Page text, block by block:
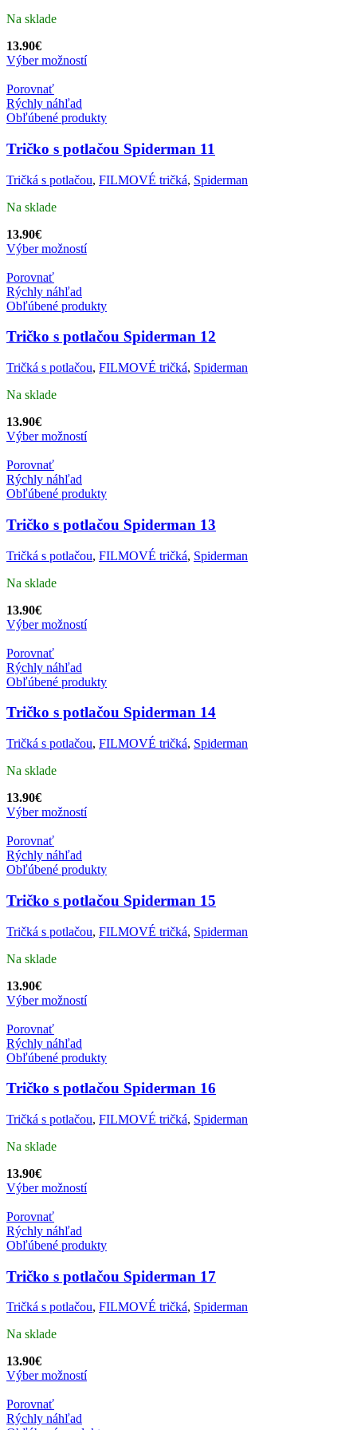
Na sklade
13.90€
Výber možností
Porovnať
Rýchly náhľad
Obľúbené produkty
Tričko s potlačou Spiderman 11
Tričká s potlačou, FILMOVÉ tričká, Spiderman
Na sklade
13.90€
Výber možností
Porovnať
Rýchly náhľad
Obľúbené produkty
Tričko s potlačou Spiderman 12
Tričká s potlačou, FILMOVÉ tričká, Spiderman
Na sklade
13.90€
Výber možností
Porovnať
Rýchly náhľad
Obľúbené produkty
Tričko s potlačou Spiderman 13
Tričká s potlačou, FILMOVÉ tričká, Spiderman
Na sklade
13.90€
Výber možností
Porovnať
Rýchly náhľad
Obľúbené produkty
Tričko s potlačou Spiderman 14
Tričká s potlačou, FILMOVÉ tričká, Spiderman
Na sklade
13.90€
Výber možností
Porovnať
Rýchly náhľad
Obľúbené produkty
Tričko s potlačou Spiderman 15
Tričká s potlačou, FILMOVÉ tričká, Spiderman
Na sklade
13.90€
Výber možností
Porovnať
Rýchly náhľad
Obľúbené produkty
Tričko s potlačou Spiderman 16
Tričká s potlačou, FILMOVÉ tričká, Spiderman
Na sklade
13.90€
Výber možností
Porovnať
Rýchly náhľad
Obľúbené produkty
Tričko s potlačou Spiderman 17
Tričká s potlačou, FILMOVÉ tričká, Spiderman
Na sklade
13.90€
Výber možností
Porovnať
Rýchly náhľad